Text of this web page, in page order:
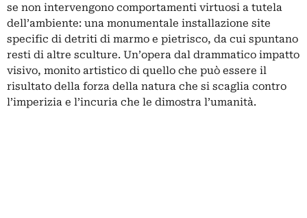
se non intervengono comportamenti virtuosi a tutela
dell’ambiente: una monumentale installazione site
specific di detriti di marmo e pietrisco, da cui spuntano
resti di altre sculture. Un’opera dal drammatico impatto
visivo, monito artistico di quello che può essere il
risultato della forza della natura che si scaglia contro
l’imperizia e l’incuria che le dimostra l’umanità.